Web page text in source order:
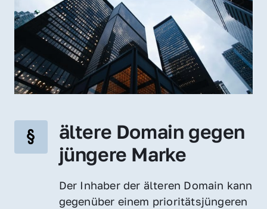
ältere Domain gegen
jüngere Marke
Der Inhaber der älteren Domain kann
gegenüber einem prioritätsjüngeren